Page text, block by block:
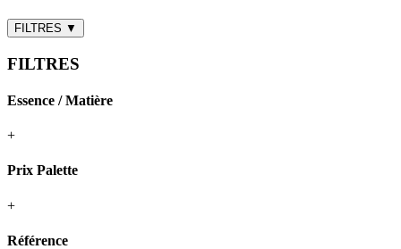
FILTRES ▼
FILTRES
Essence / Matière
+
Prix Palette
+
Référence